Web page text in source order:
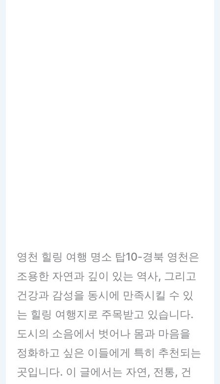
영천 힐링 여행 명소 탑10-경북 영천은
조용한 자연과 깊이 있는 역사, 그리고
건강과 감성을 동시에 만족시킬 수 있
는 힐링 여행지로 주목받고 있습니다.
도시의 소음에서 벗어나 몸과 마음을
정화하고 싶은 이들에게 특히 추천되는
곳입니다. 이 글에서는 자연, 전통, 건